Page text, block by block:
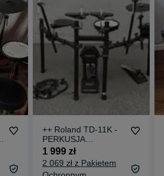
++ Roland TD-11K -
PERKUSJA
Elektroniczna zestaw
KOMPLET ++
1 999 zł
2 069 zł z Pakietem